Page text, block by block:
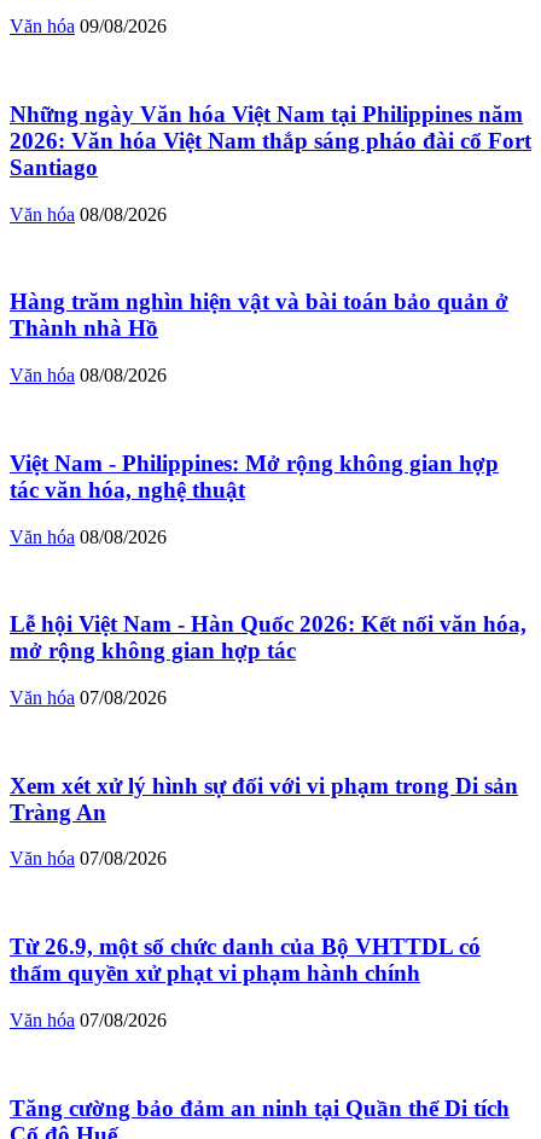
Văn hóa 09/08/2026
Những ngày Văn hóa Việt Nam tại Philippines năm
2026: Văn hóa Việt Nam thắp sáng pháo đài cổ Fort
Santiago
Văn hóa 08/08/2026
Hàng trăm nghìn hiện vật và bài toán bảo quản ở
Thành nhà Hồ
Văn hóa 08/08/2026
Việt Nam - Philippines: Mở rộng không gian hợp
tác văn hóa, nghệ thuật
Văn hóa 08/08/2026
Lễ hội Việt Nam - Hàn Quốc 2026: Kết nối văn hóa,
mở rộng không gian hợp tác
Văn hóa 07/08/2026
Xem xét xử lý hình sự đối với vi phạm trong Di sản
Tràng An
Văn hóa 07/08/2026
Từ 26.9, một số chức danh của Bộ VHTTDL có
thẩm quyền xử phạt vi phạm hành chính
Văn hóa 07/08/2026
Tăng cường bảo đảm an ninh tại Quần thể Di tích